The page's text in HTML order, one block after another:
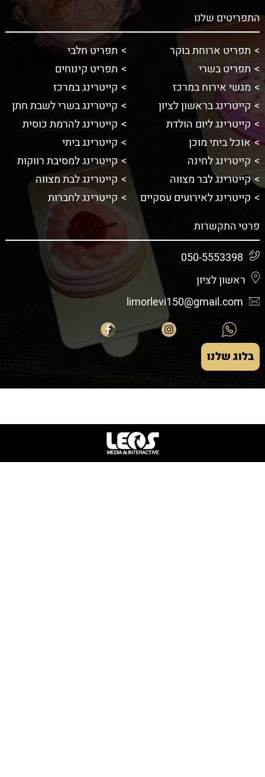
התפריטים שלנו
תפריט ארוחת בוקר
תפריט חלבי
תפריט בשרי
תפריט קינוחים
מגשי אירוח במרכז
קייטרינג במרכז
קייטרינג בראשון לציון
קייטרינג בשרי לשבת חתן
קייטרינג ליום הולדת
קייטרינג להרמת כוסית
אוכל ביתי מוכן
קייטרינג ביתי
קייטרינג לחינה
קייטרינג למסיבת רווקות
קייטרינג לבר מצווה
קייטרינג לבת מצווה
קייטרינג לאירועים עסקיים
קייטרינג לחברות
פרטי התקשרות
050-5553398
ראשון לציון
limorlevi150@gmail.com
בלוג שלנו